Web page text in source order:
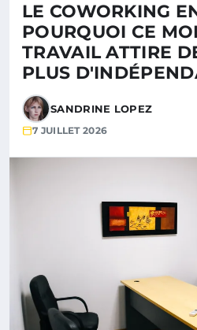
LE COWORKING
POURQUOI CE
TRAVAIL ATTIRE
PLUS
SANDRINE LOPEZ
7 JUILLET 2026